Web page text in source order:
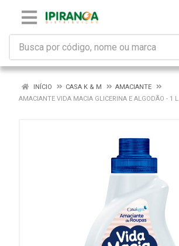
INÍCIO CASA K & M
AMACIANTE
AMACIANTE VIDA MACIA GLICERINA E ALGODÃO - 1 L